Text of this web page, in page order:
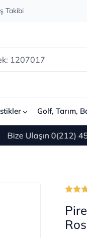
Takibi
Golf, Tarım,
0(212) 450 60